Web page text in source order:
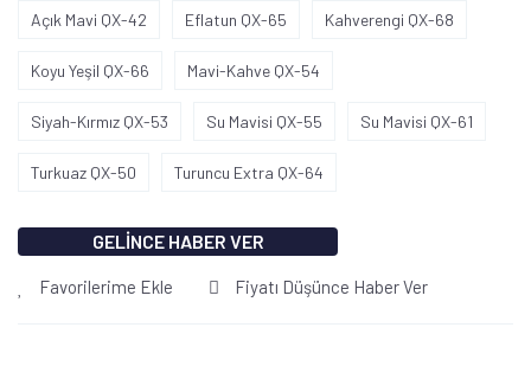
Açık Mavi QX-42 Eflatun QX-65 Kahverengi QX-68
Koyu Yeşil QX-66 Mavi-Kahve QX-54
Siyah-Kırmız QX-53 Su Mavisi QX-55 Su Mavisi QX-61
Turkuaz QX-50 Turuncu Extra QX-64
GELİNCE HABER VER
Favorilerime Ekle Fiyatı Düşünce Haber Ver